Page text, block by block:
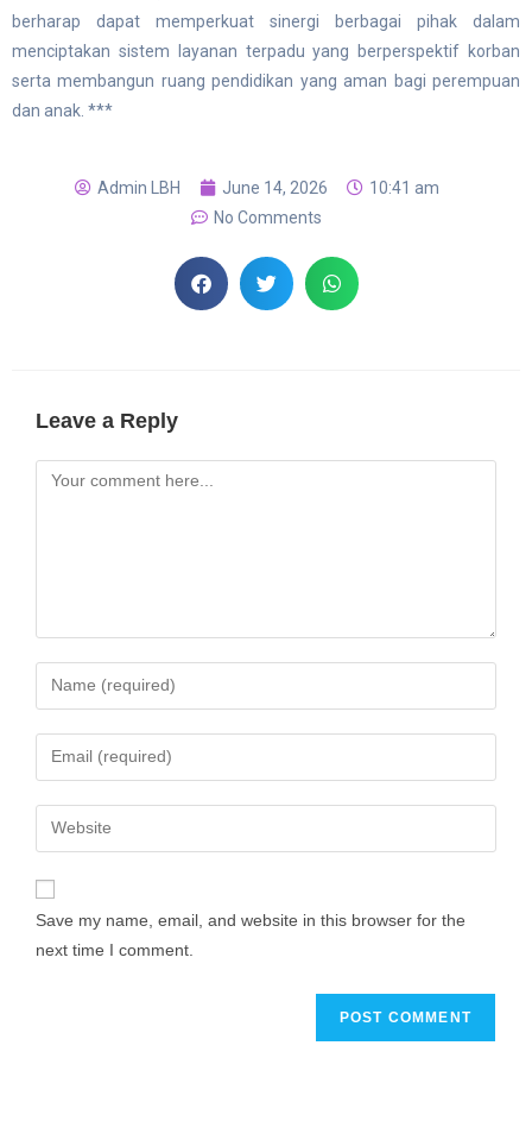
berharap dapat memperkuat sinergi berbagai pihak dalam
menciptakan sistem layanan terpadu yang berperspektif korban
serta membangun ruang pendidikan yang aman bagi perempuan
dan anak. ***
Admin LBH June 14, 2026
10:41 am
No Comments
Leave a Reply
Save my name, email, and website in this browser for the
next time I comment.